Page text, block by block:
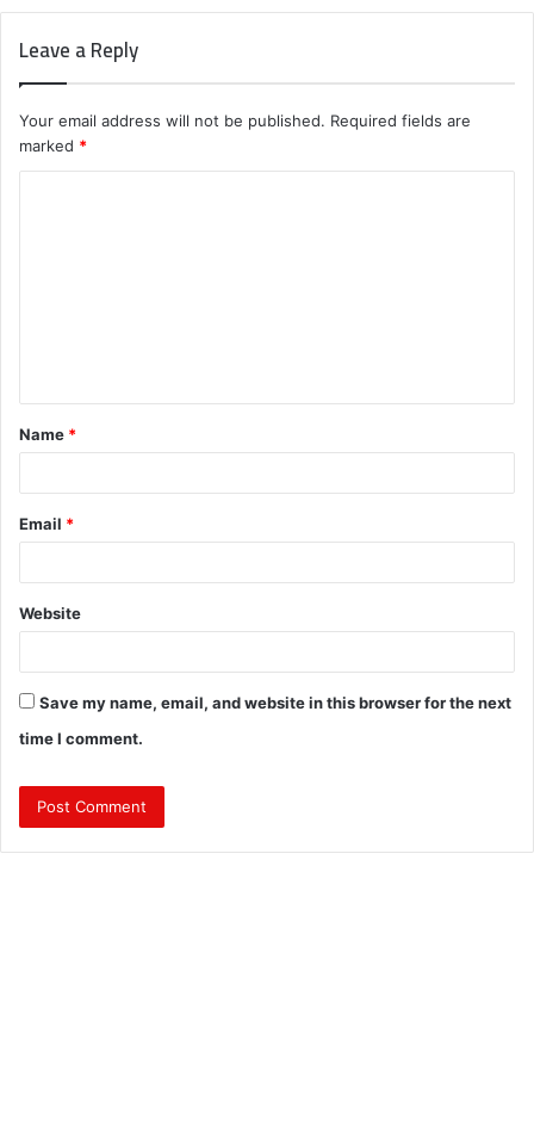
Leave a Reply
Your email address will not be published. Required fields are
marked *
t
*
Name *
Email *
Website
Save my name, email, and website in this browser for the next
time I comment.